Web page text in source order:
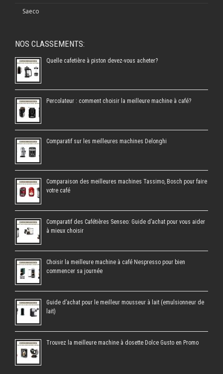
Saeco
NOS CLASSEMENTS:
Quelle cafetière à piston devez-vous acheter?
Percolateur : comment choisir la meilleure machine à café?
Comparatif sur les meilleures machines Delonghi
Comparaison des meilleures machines Tassimo, Bosch pour faire
votre café
Comparatif des Cafétières Senseo: Guide d’achat pour vous aider
à mieux choisir
Choisir la meilleure machine à café Nespresso pour bien
commencer sa journée
Guide d’achat pour le meilleur mousseur à lait (emulsionneur de
lait)
Trouvez la meilleure machine à dosette Dolce Gusto en Promo